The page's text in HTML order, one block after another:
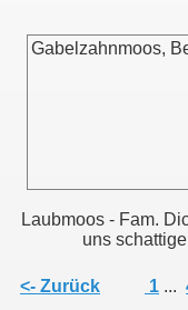
Gabelzahnmoos,
Laubmoos - Fam.
uns
<- Zurück 1 ...